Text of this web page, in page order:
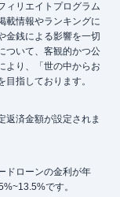
ィリエイトプログラム
載情報やランキングに
金銭による影響を一切
ついて、客観的かつ公
より、「世の中からお
指しております。
済金額が設定されま
ドローンの金利が年
です。